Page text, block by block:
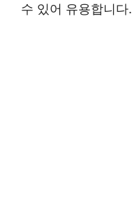
수 있어 유용합니다.